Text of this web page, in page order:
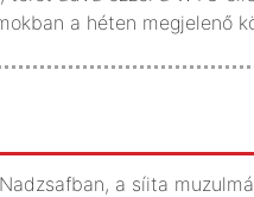
a héten megjelenő
a síita